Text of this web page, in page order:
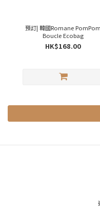
預訂| 韓國Romane PomPom
Boucle Ecobag
HK$168.00